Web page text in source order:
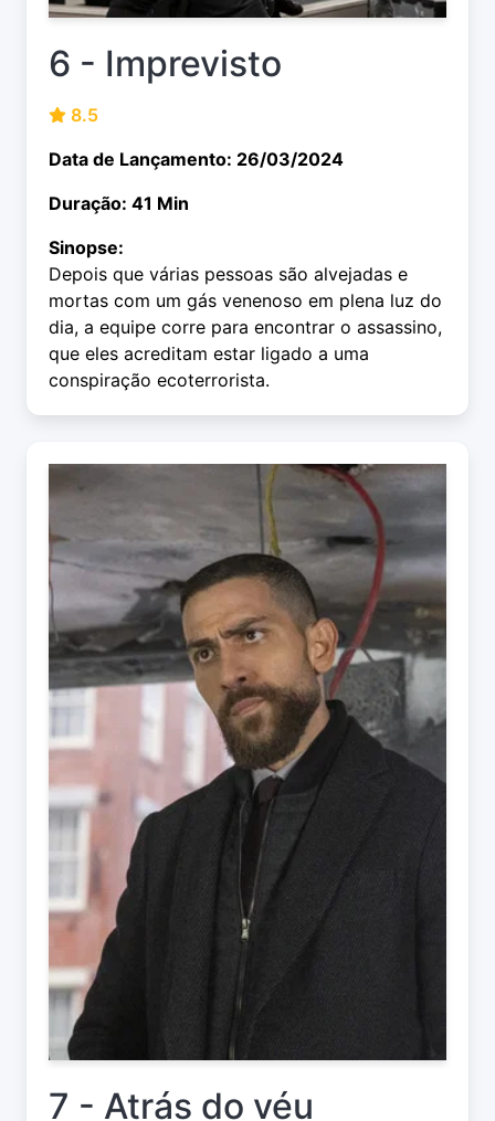
6 - Imprevisto
8.5
Data de Lançamento: 26/03/2024
Duração: 41 Min
Sinopse:
Depois que várias pessoas são alvejadas e
mortas com um gás venenoso em plena luz do
dia, a equipe corre para encontrar o assassino,
que eles acreditam estar ligado a uma
conspiração ecoterrorista.
7 - Atrás do véu